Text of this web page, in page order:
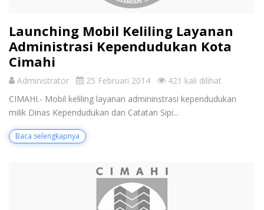
Launching Mobil Keliling Layanan
Administrasi Kependudukan Kota
Cimahi
Administrator 25 Februari 2014
421 kali dilihat
CIMAHI.- Mobil keliling layanan admininstrasi kependudukan
milik Dinas Kependudukan dan Catatan Sipi...
Baca selengkapnya